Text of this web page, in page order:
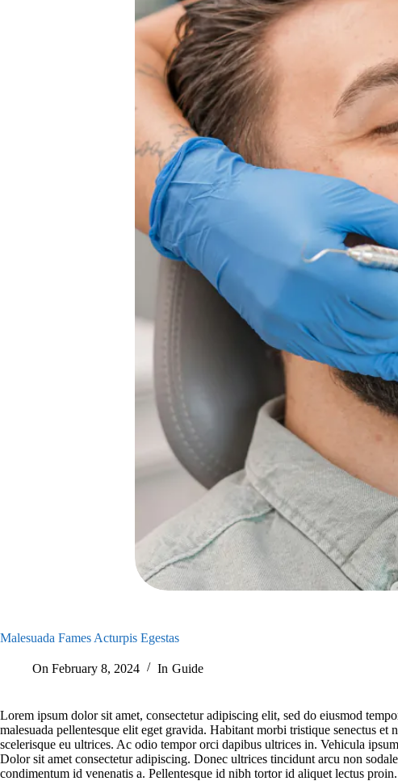
Malesuada Fames Acturpis Egestas
On February 8, 2024 In Guide
Lorem ipsum dolor sit amet, consectetur adipiscing elit, sed do eiusmod
malesuada pellentesque elit eget gravida. Habitant morbi tristique senectus
scelerisque eu ultrices. Ac odio tempor orci dapibus ultrices in. Vehicula
Dolor sit amet consectetur adipiscing. Donec ultrices tincidunt arcu non
condimentum id venenatis a. Pellentesque id nibh tortor id aliquet lectus